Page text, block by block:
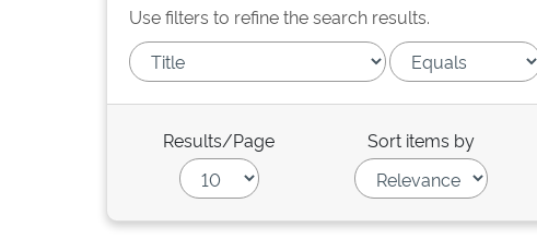
Use filters to refine the search results.
Results/Page Sort items by